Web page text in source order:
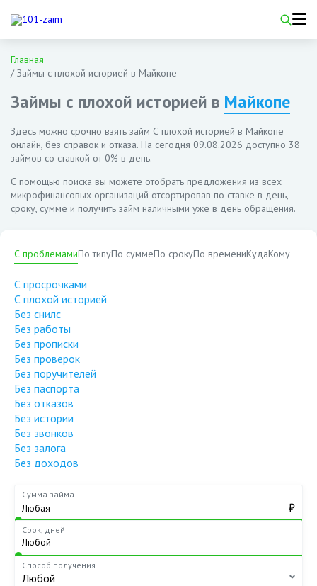
Главная
/Займы с плохой историей в Майкопе
Займы с плохой историей в Майкопе
Здесь можно срочно взять займ С плохой историей в Майкопе
онлайн, без справок и отказа. На сегодня 09.08.2026 доступно 38
займов со ставкой от 0% в день.
С помощью поиска вы можете отобрать предложения из всех
микрофинансовых организаций отсортировав по ставке в день,
сроку, сумме и получить займ наличными уже в день обращения.
С проблемамиПо типуПо суммеПо срокуПо времениКудаКому
С просрочками
С плохой историей
Без снилс
Без работы
Без прописки
Без проверок
Без поручителей
Без паспорта
Без отказов
Без истории
Без звонков
Без залога
Без доходов
Сумма займа
₽
Срок, дней
Способ получения
Любой